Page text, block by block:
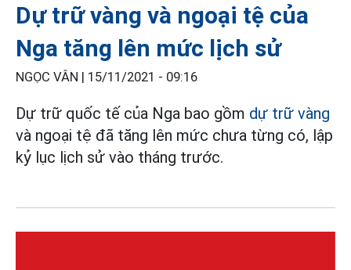
Dự trữ vàng và ngoại tệ của
Nga tăng lên mức lịch sử
NGỌC VÂN | 15/11/2021 - 09:16
Dự trữ quốc tế của Nga bao gồm dự trữ vàng
và ngoại tệ đã tăng lên mức chưa từng có, lập
kỷ lục lịch sử vào tháng trước.